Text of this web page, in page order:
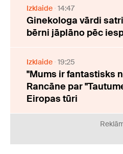
Izklaide 14:47
Ginekologa vārdi
bērni jāplāno pēc
Izklaide 19:25
"Mums ir fantastisks
Rancāne par
Eiropas tūri